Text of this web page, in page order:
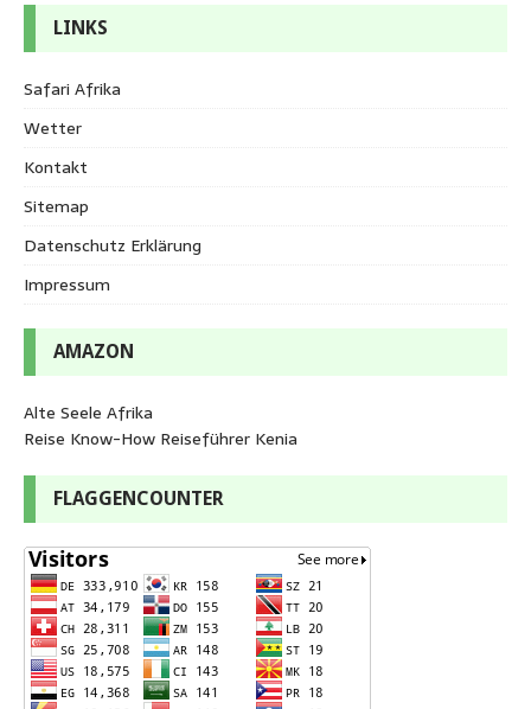
LINKS
Safari Afrika
Wetter
Kontakt
Sitemap
Datenschutz Erklärung
Impressum
AMAZON
Alte Seele Afrika
Reise Know-How Reiseführer Kenia
FLAGGENCOUNTER